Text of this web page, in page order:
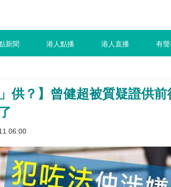
新聞 港人點播 港人直播 有
」供？】曾健超被質疑證供
06:00